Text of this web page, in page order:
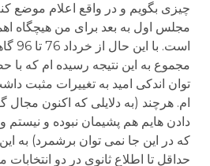
چیزی بگویم و در واقع اعلام موضع
مجلس اول به بعد برای من هیچگاه
است.
مجموع به این نتیجه رسیده ام که با
توان اندکی امید به تغییرات مثبت
ام. هرچند (به دلایلی که اکنون
دادن هایم هم پشیمان نبوده و نیستم
که در این جا نمی توان برشمرد) به
حداقل تا اطلاع ثانوی در دو